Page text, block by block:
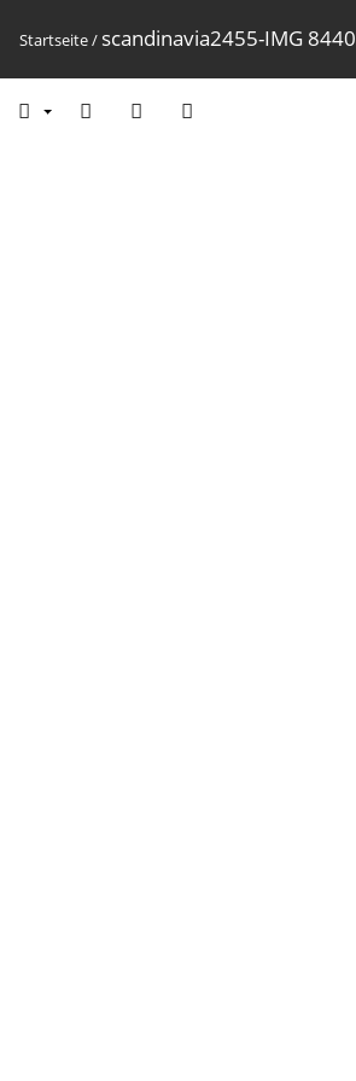
Startseite/ scandinavia2455-IMG 8440